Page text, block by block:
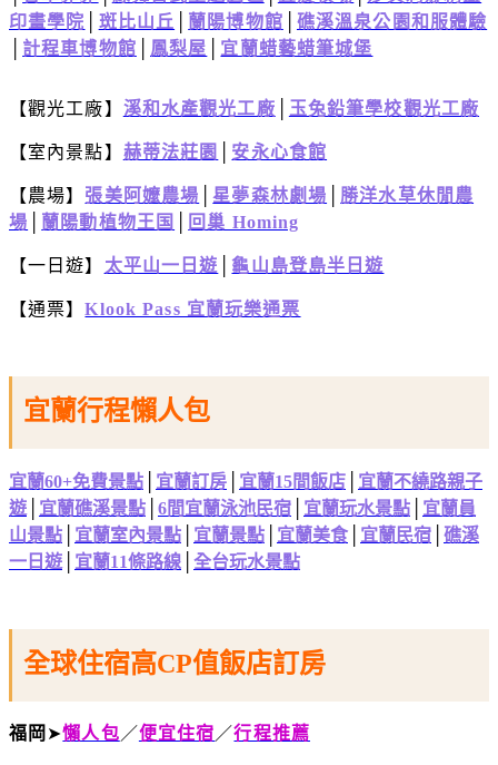
印畫學院
斑比山丘 蘭陽博物館
礁溪溫泉公園和服體驗
計程車博物館 鳳梨屋 宜蘭蜡藝蜡筆城堡
【觀光工廠】 溪和水產觀光工廠 玉兔鉛筆學校觀光工廠
【室內景點】 赫蒂法莊園 安永心食館
【農場】 張美阿嬤農場 │星夢森林劇場
勝洋水草休閒農
場
蘭陽動植物王国 回巢 Homing
【一日遊】 太平山一日遊 │龜山島登島半日遊
【通票】Klook Pass 宜蘭玩樂通票
宜蘭行程懶人包
宜蘭60+免費景點 宜蘭訂房 宜蘭15間飯店
宜蘭不繞路親子
遊
宜蘭礁溪景點 6間宜蘭泳池民宿 宜蘭玩水景點
宜蘭員
山景點
宜蘭室內景點 宜蘭景點 宜蘭美食 宜蘭民宿
礁溪
一日遊
宜蘭11條路線 全台玩水景點
全球住宿高CP值飯店訂房
福岡 ➤懶人包 ／便宜住宿 ／行程推薦